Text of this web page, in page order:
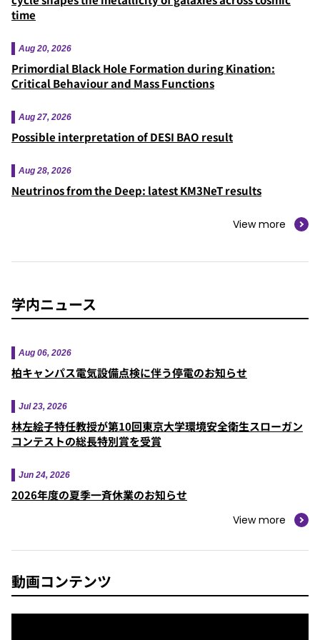
time
Aug 20, 2026
Primordial Black Hole Formation during Kination:
Critical Behaviour and Mass Functions
Aug 27, 2026
Possible interpretation of DESI BAO result
Aug 28, 2026
Neutrinos from the Deep: latest KM3NeT results
View more
学内ニュース
Aug 06, 2026
柏キャンパス電気設備点検に伴う停電のお知らせ
Jul 23, 2026
林左絵子特任教授が第10回東京大学環境安全衛生スローガン
コンテストの総長特別賞を受賞
Jun 24, 2026
2026年度の夏季一斉休業のお知らせ
View more
動画コンテンツ